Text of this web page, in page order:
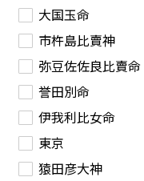
大国玉命
市杵島比賣神
弥豆佐佐良比賣命
誉田別命
伊我利比女命
東京
猿田彦大神